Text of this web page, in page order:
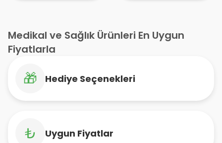
Medikal ve Sağlık Ürünleri En Uygun
Fiyatlarla
🎁 Hediye Seçenekleri
₺ Uygun Fiyatlar